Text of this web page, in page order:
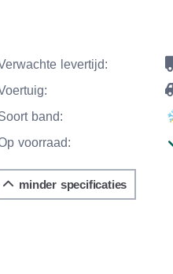
levertijd:
band:
voorraad:
minder specificaties